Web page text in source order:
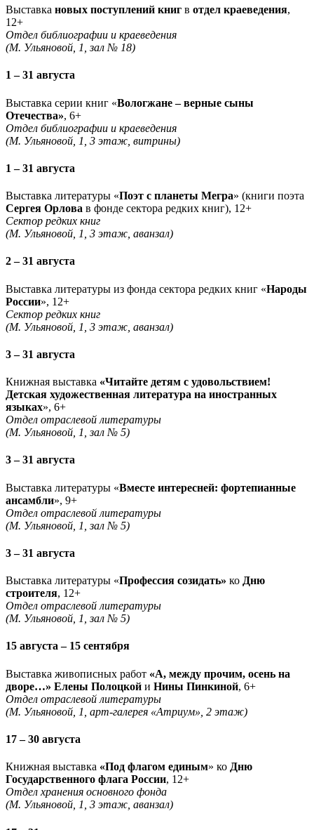
Выставка новых поступлений книг в отдел краеведения,
12+
Отдел библиографии и краеведения
(М. Ульяновой, 1, зал № 18)
1 – 31 августа
Выставка серии книг «Вологжане – верные сыны
Отечества», 6+
Отдел библиографии и краеведения
(М. Ульяновой, 1, 3 этаж, витрины)
1 – 31 августа
Выставка литературы «Поэт с планеты Мегра» (книги поэта
Сергея Орлова в фонде сектора редких книг), 12+
Сектор редких книг
(М. Ульяновой, 1, 3 этаж, аванзал)
2 – 31 августа
Выставка литературы из фонда сектора редких книг «Народы
России», 12+
Сектор редких книг
(М. Ульяновой, 1, 3 этаж, аванзал)
3 – 31 августа
Книжная выставка «Читайте детям с удовольствием!
Детская художественная литература на иностранных
языках», 6+
Отдел отраслевой литературы
(М. Ульяновой, 1, зал № 5)
3 – 31 августа
Выставка литературы «Вместе интересней: фортепианные
ансамбли», 9+
Отдел отраслевой литературы
(М. Ульяновой, 1, зал № 5)
3 – 31 августа
Выставка литературы «Профессия созидать» ко Дню
строителя, 12+
Отдел отраслевой литературы
(М. Ульяновой, 1, зал № 5)
15 августа – 15 сентября
Выставка живописных работ «А, между прочим, осень на
дворе…» Елены Полоцкой и Нины Пинкиной, 6+
Отдел отраслевой литературы
(М. Ульяновой, 1, арт-галерея «Атриум», 2 этаж)
17 – 30 августа
Книжная выставка «Под флагом единым» ко Дню
Государственного флага России, 12+
Отдел хранения основного фонда
(М. Ульяновой, 1, 3 этаж, аванзал)